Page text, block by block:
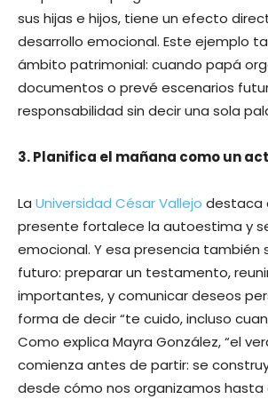
sus hijas e hijos, tiene un efecto
desarrollo emocional. Este ejemplo
ámbito patrimonial: cuando papá
documentos o prevé escenarios
responsabilidad sin decir una sola
3. Planifica el mañana como un
La Universidad César Vallejo destaca
presente fortalece la autoestima y
emocional. Y esa presencia también
futuro: preparar un testamento,
importantes, y comunicar deseos
forma de decir “te cuido, incluso
Como explica Mayra González, “el
comienza antes de partir: se
desde cómo nos organizamos